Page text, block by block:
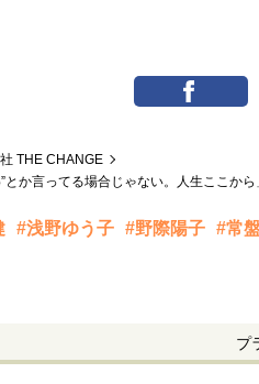
THE CHANGE
とか言ってる場合じゃない。人生ここか
#浅野ゆう子 #野際陽子 #常
プ